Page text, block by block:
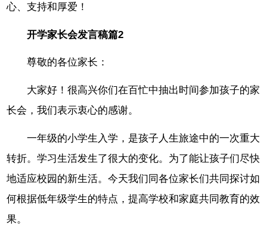
心、支持和厚爱！
开学家长会发言稿篇2
尊敬的各位家长：
大家好！很高兴你们在百忙中抽出时间参加孩子的家
长会，我们表示衷心的感谢。
一年级的小学生入学，是孩子人生旅途中的一次重大
转折。学习生活发生了很大的变化。为了能让孩子们尽快
地适应校园的新生活。今天我们同各位家长们共同探讨如
何根据低年级学生的特点，提高学校和家庭共同教育的效
果。